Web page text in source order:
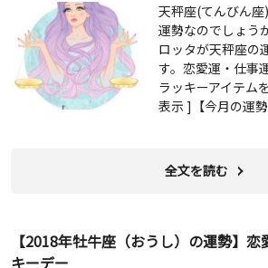
天秤座(てんびん
運勢なのでしょう
ロッタが天秤座の
す。恋愛運・仕事
ラッキーアイテム
表示 ]【今月の運
全文を読む
【2018年牡牛座（おうし）の運勢】
キーデー